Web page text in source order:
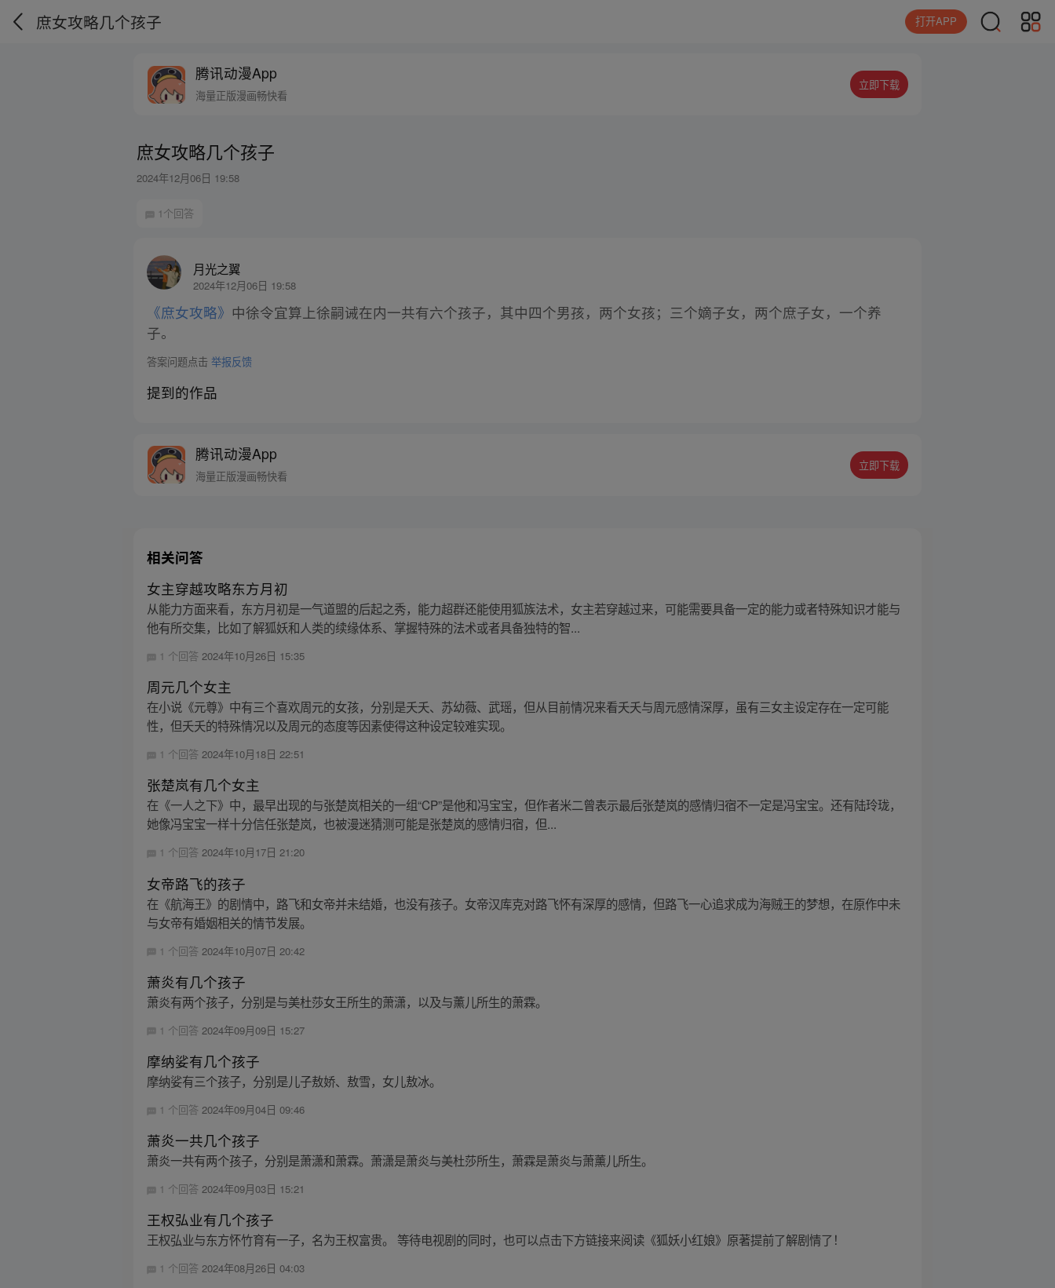
庶女攻略几个孩子 打开APP
腾讯动漫App
海量正版漫画畅快看
立即下载
庶女攻略几个孩子
2024年12月06日 19:58
1个回答
月光之翼
2024年12月06日 19:58
《庶女攻略》 中徐令宜算上徐嗣诫在内一共有六个孩子，其中四个男孩，两个女孩；三个嫡子女，两个庶子女，一个养
子。
答案问题点击举报反馈
提到的作品
腾讯动漫App
海量正版漫画畅快看
立即下载
相关问答
女主穿越攻略东方月初
从能力方面来看，东方月初是一气道盟的后起之秀，能力超群还能使用狐族法术，女主若穿越过来，可能需要具备一定的能力或者特殊知识才能与
他有所交集，比如了解狐妖和人类的续缘体系、掌握特殊的法术或者具备独特的智...
1 个回答2024年10月26日 15:35
周元几个女主
在小说《元尊》中有三个喜欢周元的女孩，分别是夭夭、苏幼薇、武瑶，但从目前情况来看夭夭与周元感情深厚，虽有三女主设定存在一定可能
性，但夭夭的特殊情况以及周元的态度等因素使得这种设定较难实现。
1 个回答2024年10月18日 22:51
张楚岚有几个女主
在《一人之下》中，最早出现的与张楚岚相关的一组“CP”是他和冯宝宝，但作者米二曾表示最后张楚岚的感情归宿不一定是冯宝宝。还有陆玲珑，
她像冯宝宝一样十分信任张楚岚，也被漫迷猜测可能是张楚岚的感情归宿，但...
1 个回答2024年10月17日 21:20
女帝路飞的孩子
在《航海王》的剧情中，路飞和女帝并未结婚，也没有孩子。女帝汉库克对路飞怀有深厚的感情，但路飞一心追求成为海贼王的梦想，在原作中未
与女帝有婚姻相关的情节发展。
1 个回答 2024年10月07日 20:42
萧炎有几个孩子
萧炎有两个孩子，分别是与美杜莎女王所生的萧潇，以及与薰儿所生的萧霖。
1 个回答 2024年09月09日 15:27
摩纳娑有几个孩子
摩纳娑有三个孩子，分别是儿子敖娇、敖雪，女儿敖冰。
1 个回答2024年09月04日 09:46
萧炎一共几个孩子
萧炎一共有两个孩子，分别是萧潇和萧霖。萧潇是萧炎与美杜莎所生，萧霖是萧炎与萧薰儿所生。
1 个回答2024年09月03日 15:21
王权弘业有几个孩子
王权弘业与东方怀竹育有一子，名为王权富贵。 等待电视剧的同时，也可以点击下方链接来阅读《狐妖小红娘》原著提前了解剧情了！
1 个回答2024年08月26日 04:03